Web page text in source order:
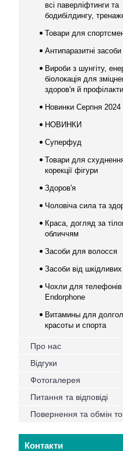
всі паверліфтинги та
бодибілдингу,
Товари для
Антипаразитні засоби
Вироби з шунгіту,
біолокація для
здоров'я й
Новинки Серпня 2024
НОВИНКИ
Суперфуд
Товари для
корекції фігури
Здоров'я
Чоловіча сила та
Краса, догляд за
обличчям
Засоби для волосся
Засоби від
Чохли для телефонів
Endorphone
Витамины для
красоты и спорта
Про нас
Відгуки
Фотогалерея
Питання та відповіді
Повернення та обмін
Контакти